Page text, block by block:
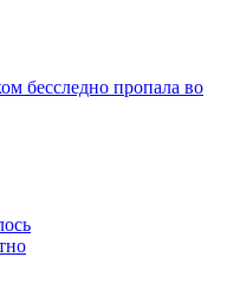
бесследно пропала во